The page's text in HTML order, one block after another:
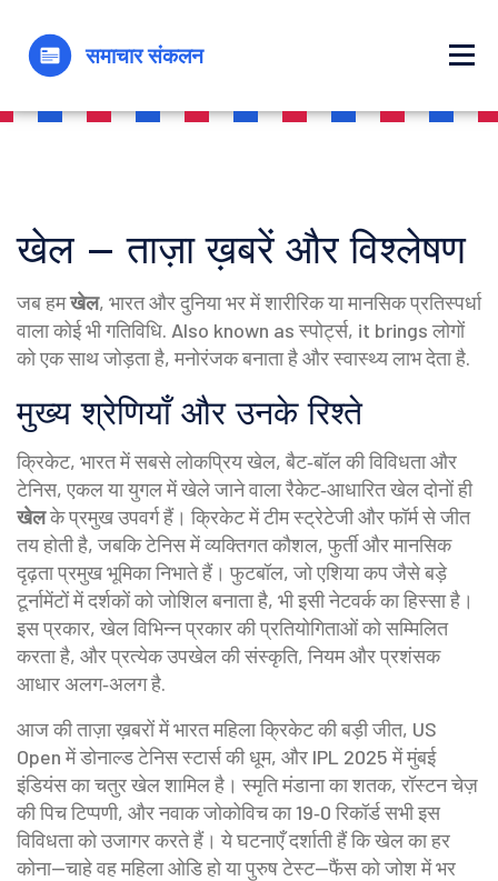
खेल – ताज़ा ख़बरें और विश्लेषण
जब हमखेल, भारत और दुनिया भर में शारीरिक या मानसिक प्रतिस्पर्धा
वाला कोई भी गतिविधि. Also known asस्पोर्ट्स, it brings लोगों
को एक साथ जोड़ता है, मनोरंजक बनाता है और स्वास्थ्य लाभ देता है.
मुख्य श्रेणियाँ और उनके रिश्ते
क्रिके‍ट, भारत में सबसे लोकप्रिय खेल, बैट‑बॉल की विविधताऔर
टेनिस,एकल या युगल में खेले जाने वाला रैकेट‑आधारित खेलदोनों ही
खेलके प्रमुख उपवर्ग हैं। क्रिकेट में टीम स्ट्रेटेजी और फॉर्म से जीत
तय होती है, जबकि टेनिस में व्यक्तिगत कौशल, फुर्ती और मानसिक
दृढ़ता प्रमुख भूमिका निभाते हैं। फुटबॉल, जो एशिया कप जैसे बड़े
टूर्नामेंटों में दर्शकों को जोशिल बनाता है, भी इसी नेटवर्क का हिस्सा है।
इस प्रकार, खेल विभिन्न प्रकार की प्रतियोगिताओं को सम्मिलित
करता है, और प्रत्येक उपखेल की संस्कृति, नियम और प्रशंसक
आधार अलग‑अलग है.
आज की ताज़ा ख़बरों में भारत महिला क्रिकेट की बड़ी जीत, US
Open में डोनाल्ड टेनिस स्टार्स की धूम, और IPL 2025 में मुंबई
इंडियंस का चतुर खेल शामिल है। स्मृति मंडाना का शतक, रॉस्टन चेज़
की पिच टिप्पणी, और नवाक जोकोविच का 19‑0 रिकॉर्ड सभी इस
विविधता को उजागर करते हैं। ये घटनाएँ दर्शाती हैं कि खेल का हर
कोना—चाहे वह महिला ओडि हो या पुरुष टेस्ट—फैंस को जोश में भर